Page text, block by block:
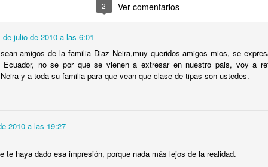
2 Ver comentarios
de julio de 2010 a las 6:01
amigos de la familia Diaz Neira,muy queridos amigos mios, se
Ecuador, no se por que se vienen a extresar en nuestro pais, voy a
y a toda su familia para que vean que clase de tipas son ustedes.
2010 a las 19:27
te haya dado esa impresión, porque nada más lejos de la realidad.
Bazaar. Día de aclimatación
20 de septiembre de 2013
toca día de aclimatación. Y menos mal porque el día de ayer nos
Etapa 2. Phakding - Namche-Bazaar. Poniendo a